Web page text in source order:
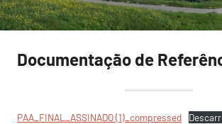
Documentação de
PAA_FINAL_ASSINADO (1)_compressed